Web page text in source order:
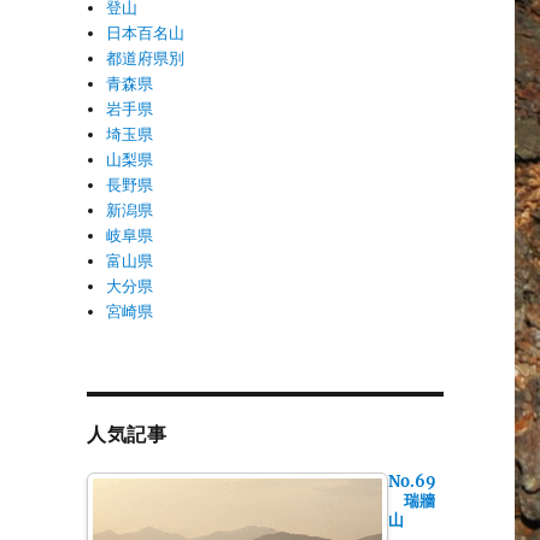
登山
日本百名山
都道府県別
青森県
岩手県
埼玉県
山梨県
長野県
新潟県
岐阜県
富山県
大分県
宮崎県
人気記事
No.69
瑞牆
山